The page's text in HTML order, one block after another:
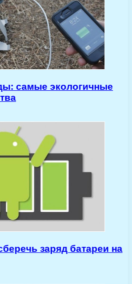
самые экологичные
заряд батареи на